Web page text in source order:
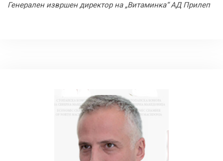
Генерален извршен директор на „Витаминка“ АД Прилеп